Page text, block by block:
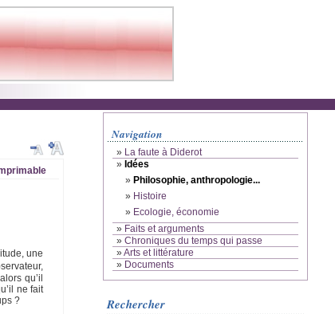
une
qu’il
ne fait
?
Navigation
» La faute à Diderot
» Idées
» Philosophie, anthropologie...
» Histoire
» Ecologie, économie
» Faits et arguments
» Chroniques du temps qui passe
»Arts et littérature
» Documents
Rechercher